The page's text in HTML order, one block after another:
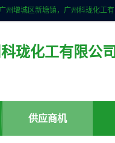
珑化工有限公司
供应商机